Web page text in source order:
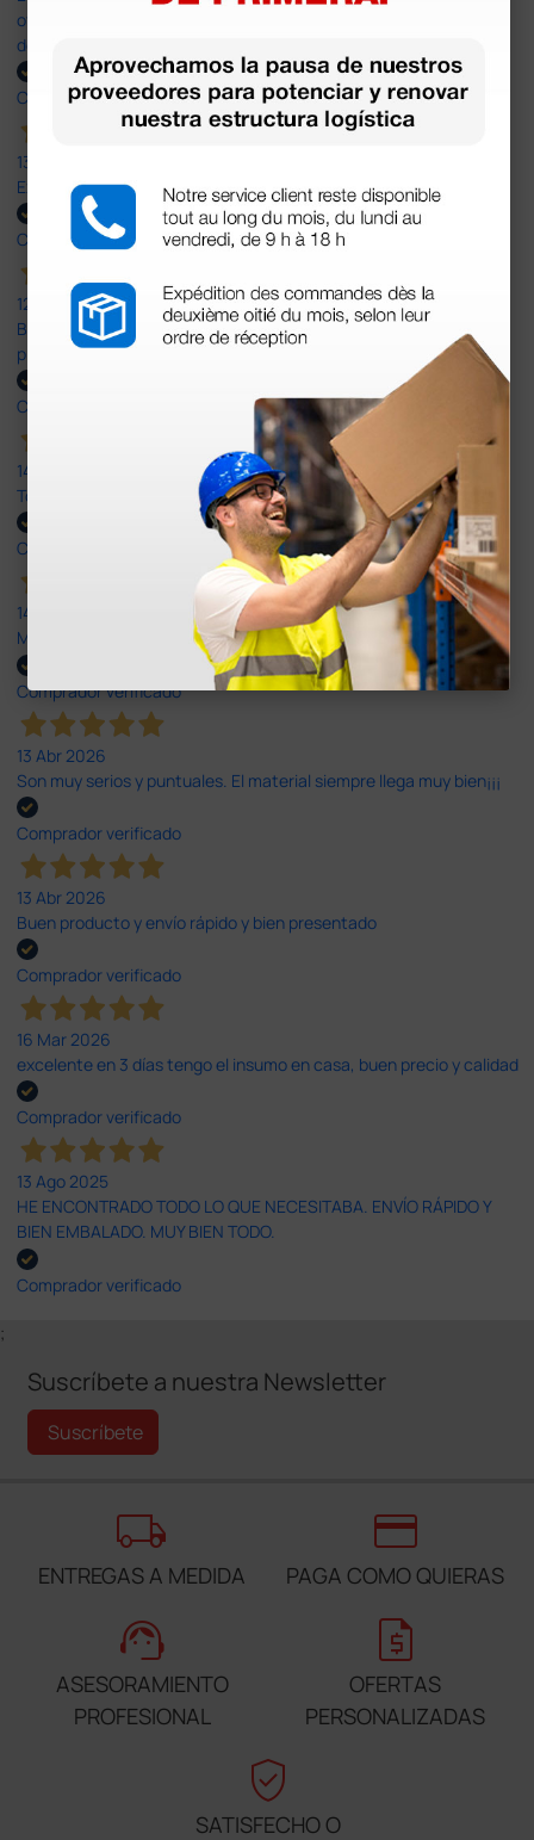
otras plataformas de material médico. Pero el envío cuesta más
del doble que en cualquier otra empresa dentro de España.
Comprador verificado
13 Jul 2026
Excelente
Comprador verificado
12 Jun 2026
Bien, rápida y sin problemas. No me gusta que se oferten
productos sin incluir el IVA que luego nos van a cobrar.
Comprador verificado
14 Abr 2026
Todo muy rápido y fácil,volveré a comprar.
Comprador verificado
14 Abr 2026
Muy buena. Excelente trato, disposición y rapidez
Comprador verificado
13 Abr 2026
Son muy serios y puntuales. El material siempre llega muy bien¡¡¡
Comprador verificado
13 Abr 2026
Buen producto y envío rápido y bien presentado
Comprador verificado
16 Mar 2026
excelente en 3 días tengo el insumo en casa, buen precio y calidad
Comprador verificado
13 Ago 2025
HE ENCONTRADO TODO LO QUE NECESITABA. ENVÍO RÁPIDO Y
BIEN EMBALADO. MUY BIEN TODO.
Comprador verificado
;
Suscríbete a nuestra Newsletter
Suscríbete
local_shipping
ENTREGAS A MEDIDA
credit_card
PAGA COMO QUIERAS
support_agent
ASESORAMIENTO
PROFESIONAL
request_quote
OFERTAS
PERSONALIZADAS
verified_user
SATISFECHO O